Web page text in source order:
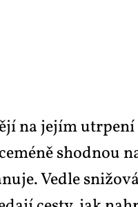
na je­jím
shod­nou
Ve­d­le